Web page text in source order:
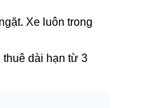
Xe luôn trong
dài hạn từ 3